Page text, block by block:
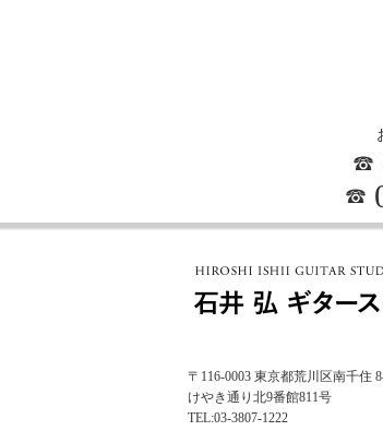
〒116-0003 東京都荒川区南千住
けやき通り北9番館811号
TEL:03-3807-1222